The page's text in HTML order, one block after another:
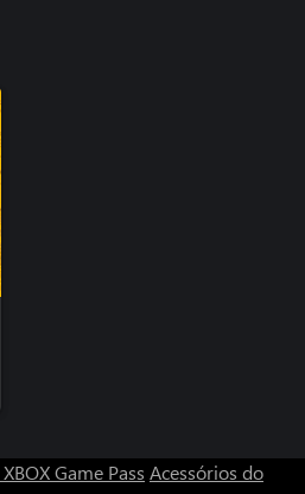
XBOX Game Pass Acessórios do